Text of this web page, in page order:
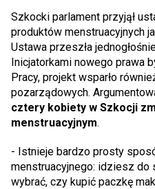
Szkocki parlament przyjął
produktów menstruacyjnych
Ustawa przeszła
Inicjatorkami nowego prawa
Pracy, projekt wsparło
pozarządowych.
cztery kobiety w Szkocji
menstruacyjnym.
- Istnieje bardzo prosty
menstruacyjnego: idziesz do
wybrać, czy kupić paczkę